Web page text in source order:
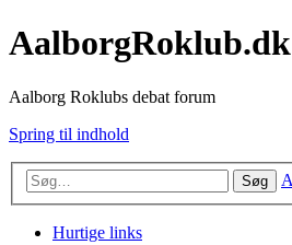
AalborgRoklub.dk
Aalborg Roklubs debat forum
Spring til indhold
Søg
Hurtige links